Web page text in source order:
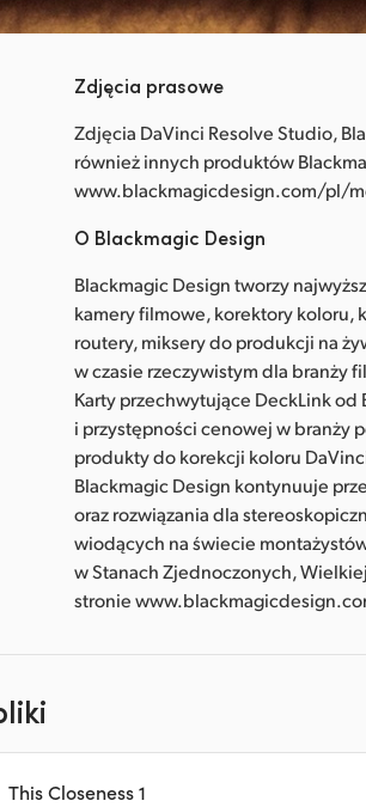
Zdjęcia prasowe
Zdjęcia DaVinci Resolve Studio,
również innych produktów
www.blackmagicdesign.com/pl/
O Blackmagic Design
Blackmagic Design tworzy
kamery filmowe, korektory
routery, miksery do produkcji na
w czasie rzeczywistym dla branży
Karty przechwytujące DeckLink od
i przystępności cenowej w branży
produkty do korekcji koloru
Blackmagic Design kontynuuje
oraz rozwiązania dla
wiodących na świecie
w Stanach Zjednoczonych,
stronie
This Closeness 1